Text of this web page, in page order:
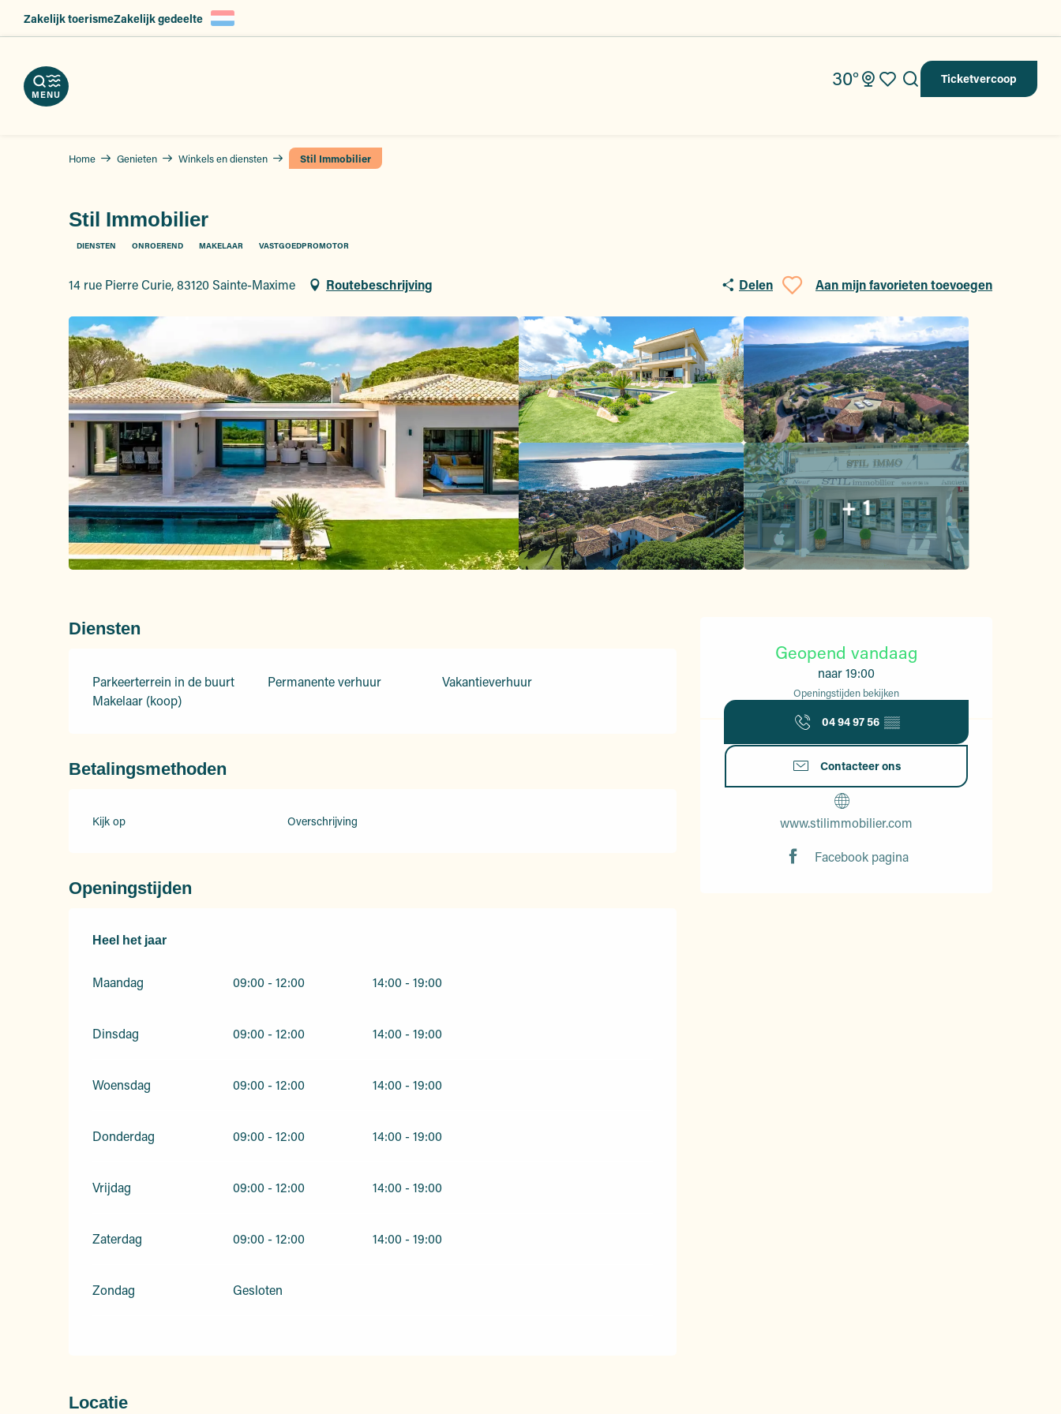
principal
30° Ticketvercoop
Voir les favoris
Zoek op
Zakelijk toerismeZakelijk gedeelte
MENU
Home Genieten Winkels en diensten Stil Immobilier
Stil Immobilier
DIENSTEN ONROEREND MAKELAAR VASTGOEDPROMOTOR
14 rue Pierre Curie, 83120 Sainte-Maxime Routebeschrijving Delen
Ajouter aux favoris
Aan mijn favorieten toevoegen
+ 1
Geopend vandaag
naar 19:00
Openingstijden bekijken
04 94 97 56 ▒▒
Contacteer ons
www.stilimmobilier.com
Facebook pagina
Diensten
Parkeerterrein in de buurt Permanente verhuur
Vakantieverhuur
Makelaar (koop)
Betalingsmethoden
Kijk op Overschrijving
Openingstijden
Heel het jaar
Heel het jaar
Maandag 09:00 - 12:00 14:00 - 19:00
Dinsdag 09:00 - 12:00 14:00 - 19:00
Woensdag 09:00 - 12:00 14:00 - 19:00
Donderdag 09:00 - 12:00 14:00 - 19:00
Vrijdag 09:00 - 12:00 14:00 - 19:00
Zaterdag 09:00 - 12:00 14:00 - 19:00
Zondag Gesloten
Locatie